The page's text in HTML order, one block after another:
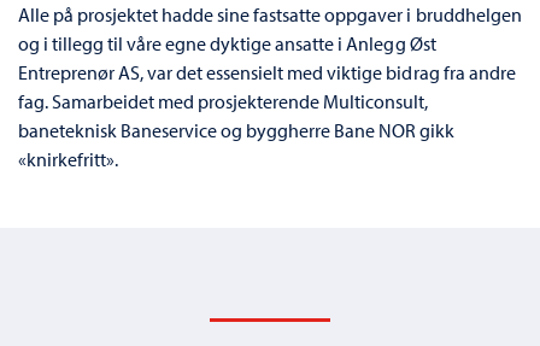
Alle på prosjektet hadde sine fastsatte oppgaver i bruddhelgen
og i tillegg til våre egne dyktige ansatte i Anlegg Øst
Entreprenør AS, var det essensielt med viktige bidrag fra andre
fag. Samarbeidet med prosjekterende Multiconsult,
baneteknisk Baneservice og byggherre Bane NOR gikk
«knirkefritt».